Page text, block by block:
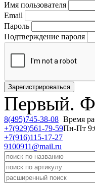
Имя пользователя
Email
Пароль
Подтверждение пароля
Первый.
8(495)745-38-08
+7(929)561-79-59
+7(916)115-17-27
9100911@mail.ru
Время
Пн-Пт